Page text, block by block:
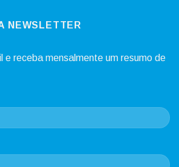
NEWSLETTER
e receba mensalmente um resumo de